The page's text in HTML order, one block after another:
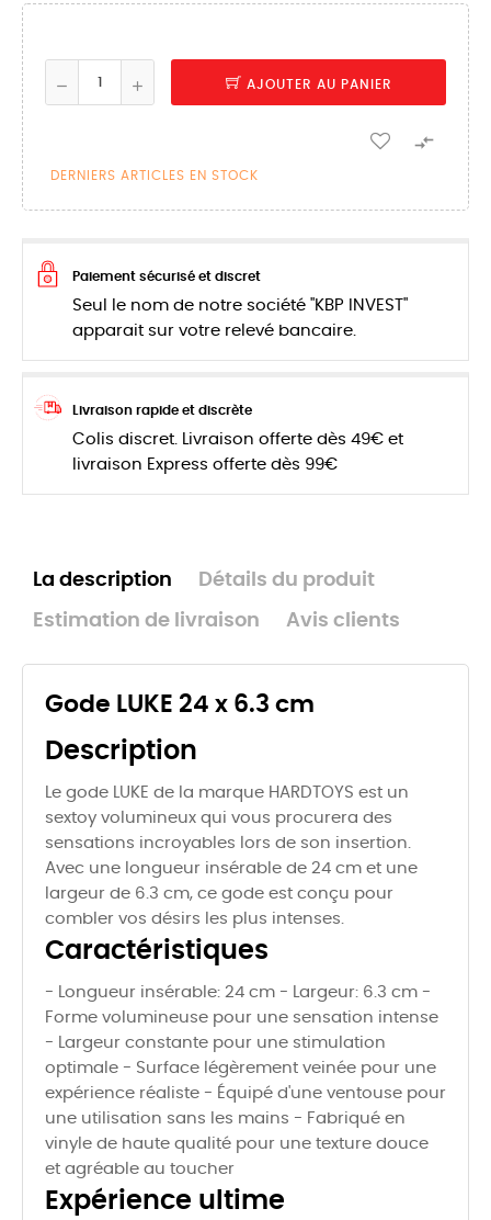
AJOUTER AU PANIER

DERNIERS ARTICLES EN STOCK
Paiement sécurisé et discret
Seul le nom de notre société "KBP INVEST"
apparait sur votre relevé bancaire.
Livraison rapide et discrète
Colis discret. Livraison offerte dès 49€ et
livraison Express offerte dès 99€
La description Détails du produit
Estimation de livraison Avis clients
Gode LUKE 24 x 6.3 cm
Description
Le gode LUKE de la marque HARDTOYS est un
sextoy volumineux qui vous procurera des
sensations incroyables lors de son insertion.
Avec une longueur insérable de 24 cm et une
largeur de 6.3 cm, ce gode est conçu pour
combler vos désirs les plus intenses.
Caractéristiques
- Longueur insérable: 24 cm - Largeur: 6.3 cm -
Forme volumineuse pour une sensation intense
- Largeur constante pour une stimulation
optimale - Surface légèrement veinée pour une
expérience réaliste - Équipé d'une ventouse pour
une utilisation sans les mains - Fabriqué en
vinyle de haute qualité pour une texture douce
et agréable au toucher
Expérience ultime